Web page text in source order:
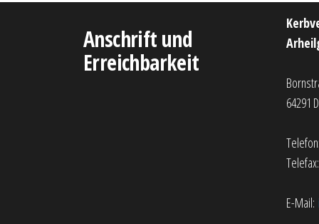
Anschrift und
Erreichbarkeit
64291
E-Mail: